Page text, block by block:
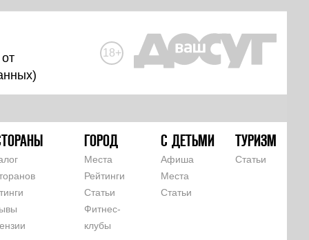
)
18+
ГОРОД
Места
Рейтинги
Статьи
Фитнес-
клубы
С ДЕТЬМИ
Афиша
Места
Статьи
ТУРИЗМ
Статьи